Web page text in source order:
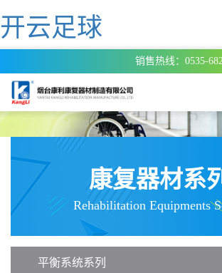
开云足球
销售热线：0535-
康复器材系
Rehabilitation Equipments
平衡系统系列